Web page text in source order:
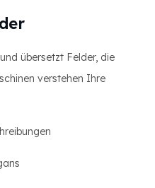
übersetzt Felder, die
verstehen Ihre